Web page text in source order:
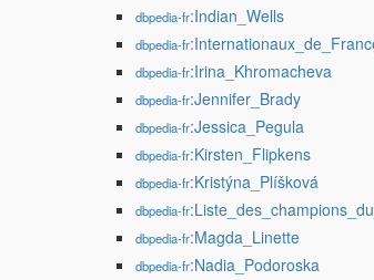
dbpedia-fr:Indian_Wells
dbpedia-fr
dbpedia-fr:Irina_Khromacheva
dbpedia-fr:Jennifer_Brady
dbpedia-fr:Jessica_Pegula
dbpedia-fr:Kirsten_Flipkens
dbpedia-fr:Kristýna_Plíšková
dbpedia-fr
dbpedia-fr:Magda_Linette
dbpedia-fr:Nadia_Podoroska